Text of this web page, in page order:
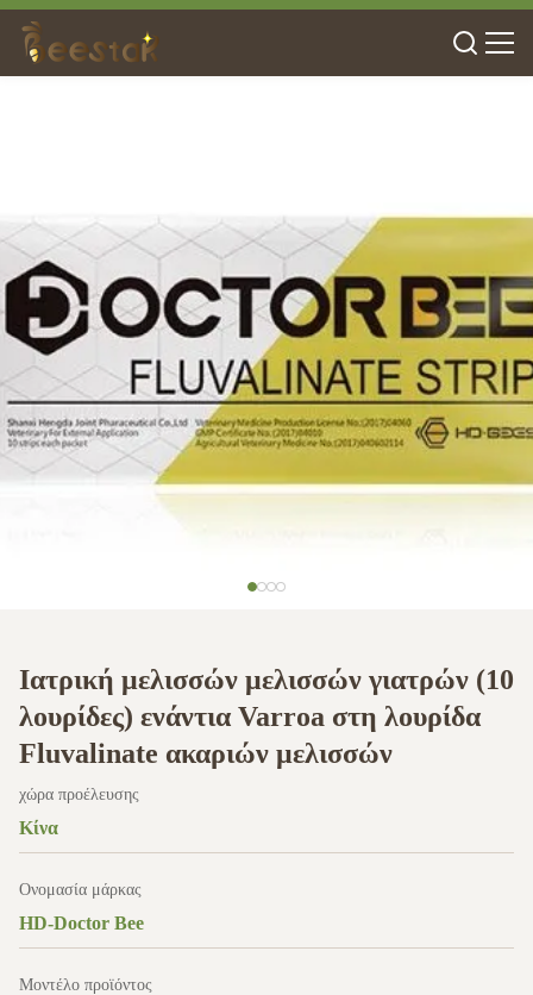
Ιατρική μελισσών μελισσών γιατρών (10
λουρίδες) ενάντια Varroa στη λουρίδα
Fluvalinate ακαριών μελισσών
χώρα προέλευσης
Κίνα
Ονομασία μάρκας
HD-Doctor Bee
Μοντέλο προϊόντος